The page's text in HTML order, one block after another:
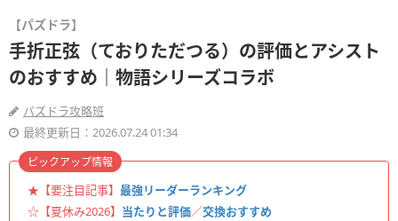
【パズドラ】
手折正弦（ておりただつる）の評価とアシスト
のおすすめ｜物語シリーズコラボ
パズドラ攻略班
最終更新日：2026.07.24 01:34
★【要注目記事】 最強リーダーランキング
☆【夏休み2026】 当たりと評価／交換おすすめ
ピックアップ情報